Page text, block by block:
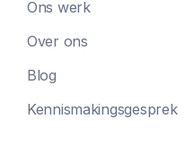
Ons werk
Over ons
Blog
Kennismakingsgesprek